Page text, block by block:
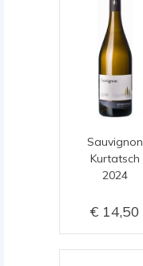
Sauvignon
Kurtatsch
2024
14,50